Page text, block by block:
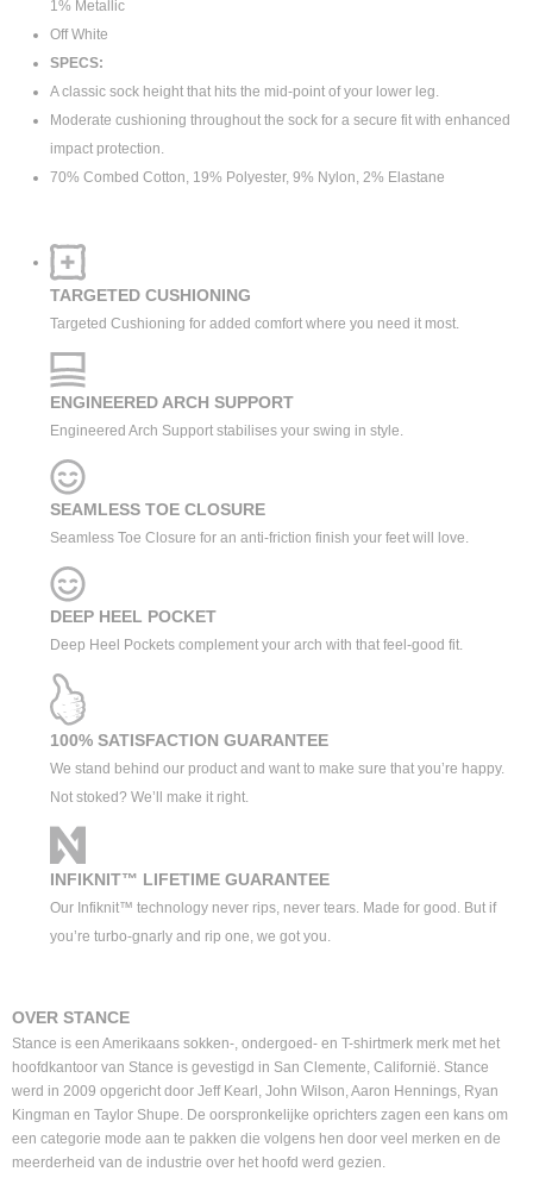
1% Metallic
Off White
SPECS:
A classic sock height that hits the mid-point of your lower leg.
Moderate cushioning throughout the sock for a secure fit with enhanced
impact protection.
70% Combed Cotton, 19% Polyester, 9% Nylon, 2% Elastane
TARGETED CUSHIONING
Targeted Cushioning for added comfort where you need it most.
ENGINEERED ARCH SUPPORT
Engineered Arch Support stabilises your swing in style.
SEAMLESS TOE CLOSURE
Seamless Toe Closure for an anti-friction finish your feet will love.
DEEP HEEL POCKET
Deep Heel Pockets complement your arch with that feel-good fit.
100% SATISFACTION GUARANTEE
We stand behind our product and want to make sure that you’re happy.
Not stoked? We’ll make it right.
INFIKNIT™ LIFETIME GUARANTEE
Our Infiknit™ technology never rips, never tears. Made for good. But if
you’re turbo-gnarly and rip one, we got you.
OVER STANCE
Stance is een Amerikaans sokken-, ondergoed- en T-shirtmerk merk met het
hoofdkantoor van Stance is gevestigd in San Clemente, Californië. Stance
werd in 2009 opgericht door Jeff Kearl, John Wilson, Aaron Hennings, Ryan
Kingman en Taylor Shupe. De oorspronkelijke oprichters zagen een kans om
een categorie mode aan te pakken die volgens hen door veel merken en de
meerderheid van de industrie over het hoofd werd gezien.